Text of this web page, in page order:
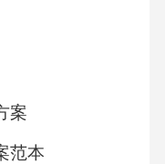
毒再激活，降
伏引起的持续
进程。研究表明
密切相关。表
案
范本